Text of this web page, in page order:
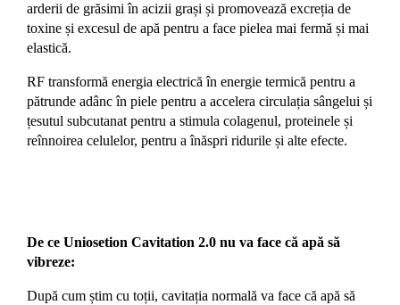
arderii de grăsimi în acizii grași și promovează excreția de
toxine și excesul de apă pentru a face pielea mai fermă și mai
elastică.
RF transformă energia electrică în energie termică pentru a
pătrunde adânc în piele pentru a accelera circulația sângelui și
țesutul subcutanat pentru a stimula colagenul, proteinele și
reînnoirea celulelor, pentru a înăspri ridurile și alte efecte.
De ce Uniosetion Cavitation 2.0 nu va face că apă să
vibreze:
După cum știm cu toții, cavitația normală va face că apă să